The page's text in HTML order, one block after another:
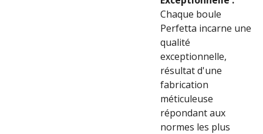
Chaque boule
Perfetta incarne une
qualité
exceptionnelle,
résultat d'une
fabrication
méticuleuse
répondant aux
normes les plus